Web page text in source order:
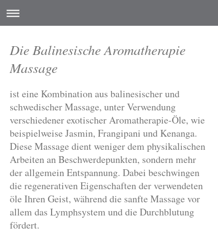
Die Balinesische Aromatherapie
Massage
ist eine Kombination aus balinesischer und
schwedischer Massage, unter Verwendung
verschiedener exotischer Aromatherapie-Öle, wie
beispielweise Jasmin, Frangipani und Kenanga.
Diese Massage dient weniger dem physikalischen
Arbeiten an Beschwerdepunkten, sondern mehr
der allgemein Entspannung. Dabei beschwingen
die regenerativen Eigenschaften der verwendeten
öle Ihren Geist, während die sanfte Massage vor
allem das Lymphsystem und die Durchblutung
fördert.